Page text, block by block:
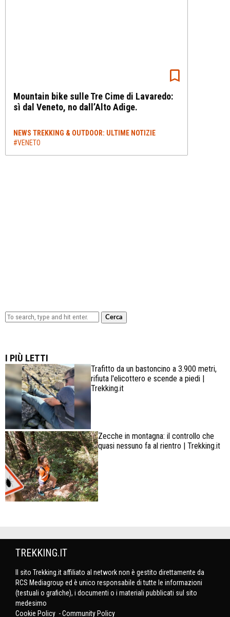
Mountain bike sulle Tre Cime di Lavaredo:
sì dal Veneto, no dall’Alto Adige.
NEWS TREKKING & OUTDOOR: ULTIME NOTIZIE
#VENETO
Cerca
I PIÙ LETTI
Trafitto da un bastoncino a 3.900 metri,
rifiuta l'elicottero e scende a piedi |
Trekking.it
Zecche in montagna: il controllo che
quasi nessuno fa al rientro | Trekking.it
TREKKING.IT
Il sito Trekking.it affiliato al network non è gestito direttamente da
RCS Mediagroup ed è unico responsabile di tutte le informazioni
(testuali o grafiche), i documenti o i materiali pubblicati sul sito
medesimo
Cookie Policy -Community Policy